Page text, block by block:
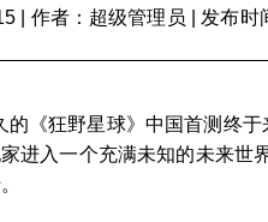
作者：超级管理员 发布时
《狂野星球》中国首测终
进入一个充满未知的未来世